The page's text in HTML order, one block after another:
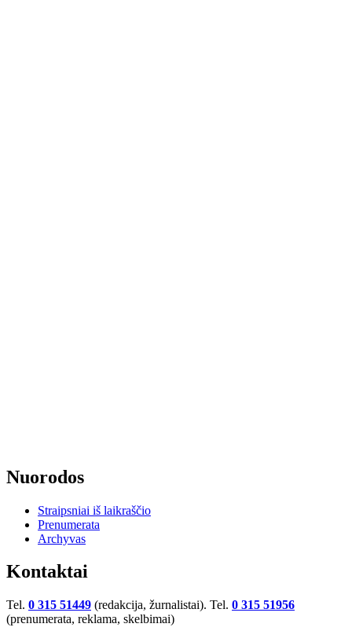
Nuorodos
Straipsniai iš laikraščio
Prenumerata
Archyvas
Kontaktai
Tel. 0 315 51449 (redakcija, žurnalistai). Tel. 0 315 51956
(prenumerata, reklama, skelbimai)